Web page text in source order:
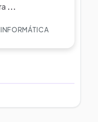
...